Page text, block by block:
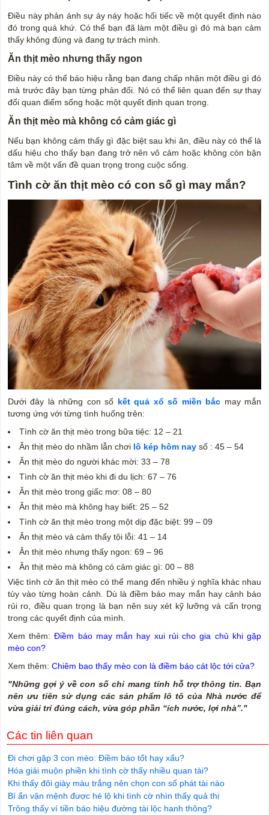
Điều này phản ánh sự áy náy hoặc hối tiếc về một quyết định nào
đó trong quá khứ. Có thể bạn đã làm một điều gì đó mà bạn cảm
thấy không đúng và đang tự trách mình.
Ăn thịt mèo nhưng thấy ngon
Điều này có thể báo hiệu rằng bạn đang chấp nhận một điều gì đó
mà trước đây bạn từng phản đối. Nó có thể liên quan đến sự thay
đổi quan điểm sống hoặc một quyết định quan trọng.
Ăn thịt mèo mà không có cảm giác gì
Nếu bạn không cảm thấy gì đặc biệt sau khi ăn, điều này có thể là
dấu hiệu cho thấy bạn đang trở nên vô cảm hoặc không còn bận
tâm về một vấn đề quan trọng trong cuộc sống.
Tình cờ ăn thịt mèo có con số gì may mắn?
Dưới đây là những con số kết quả xổ số miền bắc may mắn
tương ứng với từng tình huống trên:
Tình cờ ăn thịt mèo trong bữa tiệc: 12 – 21
Ăn thịt mèo do nhầm lẫn chơi lô kép hôm nay số : 45 – 54
Ăn thịt mèo do người khác mời: 33 – 78
Tình cờ ăn thịt mèo khi đi du lịch: 67 – 76
Ăn thịt mèo trong giấc mơ: 08 – 80
Ăn thịt mèo mà không hay biết: 25 – 52
Tình cờ ăn thịt mèo trong một dịp đặc biệt: 99 – 09
Ăn thịt mèo và cảm thấy tội lỗi: 41 – 14
Ăn thịt mèo nhưng thấy ngon: 69 – 96
Ăn thịt mèo mà không có cảm giác gì: 00 – 88
Việc tình cờ ăn thịt mèo có thể mang đến nhiều ý nghĩa khác nhau
tùy vào từng hoàn cảnh. Dù là điềm báo may mắn hay cảnh báo
rủi ro, điều quan trọng là bạn nên suy xét kỹ lưỡng và cẩn trọng
trong các quyết định của mình.
Xem thêm:Điềm báo may mắn hay xui rủi cho gia chủ khi gặp
mèo con?
Xem thêm: Chiêm bao thấy mèo con là điềm báo cát lộc tới cửa?
"Những gợi ý về con số chỉ mang tính hỗ trợ thông tin. Bạn
nên ưu tiên sử dụng các sản phẩm lô tô của Nhà nước để
vừa giải trí đúng cách, vừa góp phần “ích nước, lợi nhà”."
Các tin liên quan
Đi chơi gặp 3 con mèo: Điềm báo tốt hay xấu?
Hóa giải muộn phiền khi tình cờ thấy nhiều quan tài?
Khi thấy đôi giày màu trắng nên chọn con số phát tài nào
Bí ẩn vận mệnh được hé lộ khi tình cờ nhìn thấy quả thị
Trông thấy ví tiền báo hiệu đường tài lộc hanh thông?